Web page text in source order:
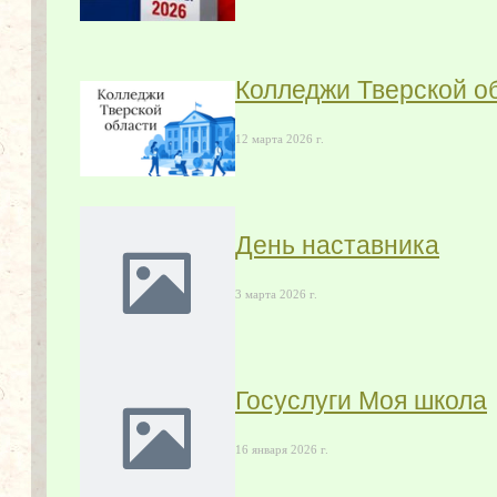
Колледжи Тверской
12 марта 2026 г.
День наставника
3 марта 2026 г.
Госуслуги Моя школа
16 января 2026 г.